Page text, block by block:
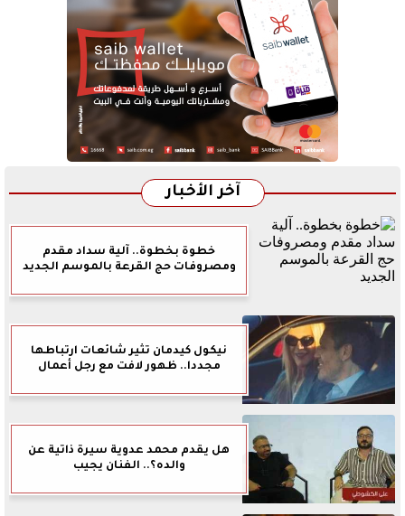
آخر الأخبار
خطوة بخطوة.. آلية سداد مقدم
ومصروفات حج القرعة بالموسم الجديد
نيكول كيدمان تثير شائعات ارتباطها
مجددا.. ظهور لافت مع رجل أعمال
هل يقدم محمد عدوية سيرة ذاتية عن
والده؟.. الفنان يجيب